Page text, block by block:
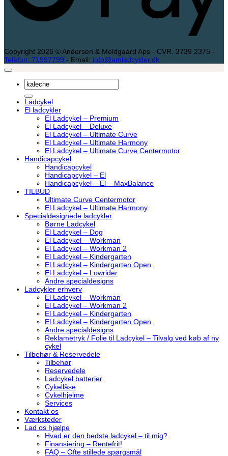
Copyright 2026 © Andersen & Meldgaard Aps - CVR. 3739 2375 -
Telefon: 71997799 - Email: info@amladcykler.dk
Søg
efter:
Ladcykel
El ladcykler
El Ladcykel – Premium
El Ladcykel – Deluxe
El Ladcykel – Ultimate Curve
El Ladcykel – Ultimate Harmony
El Ladcykel – Ultimate Curve Centermotor
Handicapcykel
Handicapcykel
Handicapcykel – El
Handicapcykel – El – MaxBalance
TILBUD
Ultimate Curve Centermotor
El Ladcykel – Ultimate Harmony
Specialdesignede ladcykler
Børne Ladcykel
El Ladcykel – Dog
El Ladcykel – Workman
El Ladcykel – Workman 2
El Ladcykel – Kindergarten
El Ladcykel – Kindergarten Open
El Ladcykel – Lowrider
Andre specialdesigns
Ladcykler erhverv
El Ladcykel – Workman
El Ladcykel – Workman 2
El Ladcykel – Kindergarten
El Ladcykel – Kindergarten Open
Andre specialdesigns
Reklametryk / Folie til Ladcykel – Tilvalg ved køb af ny
cykel
Tilbehør & Reservedele
Tilbehør
Reservedele
Ladcykel batterier
Cykellåse
Cykelhjelme
Services
Kontakt os
Værksteder
Lad os hjælpe
Hvad er den bedste ladcykel – til mig?
Finansiering – Rentefrit!
FAQ – Ofte stillede spørgsmål